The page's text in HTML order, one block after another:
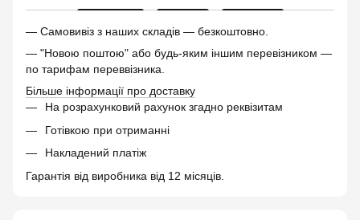
— Самовивіз з наших складів — безкоштовно.
— "Новою поштою" або будь-яким іншим перевізником —
по тарифам переввізника.
Більше інформації про доставку
На розрахунковий рахунок згадно реквізитам
Готівкою при отриманні
Накладений платіж
Гарантія від виробника від 12 місяців.